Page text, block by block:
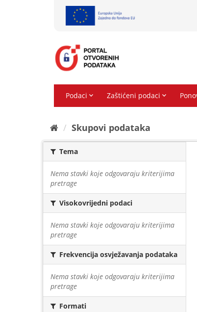
Skupovi podаtаkа
Tema
Nema stavki koje odgovaraju kriterijima
pretrage
Visokovrijedni podaci
Nema stavki koje odgovaraju kriterijima
pretrage
Frekvencija osvježavanja podataka
Nema stavki koje odgovaraju kriterijima
pretrage
Formati